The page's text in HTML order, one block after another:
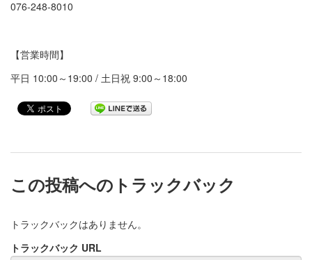
076-248-8010
【営業時間】
平日 10:00 ～ 19:00 / 土日祝 9:00 ～ 18:00
この投稿へのトラックバック
トラックバックはありません。
トラックバック URL